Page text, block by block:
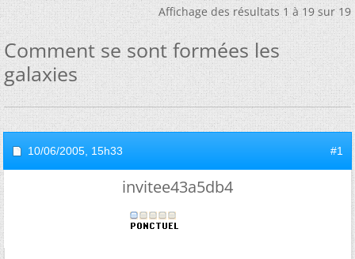
Affichage des résultats 1 à 19 sur 19
Comment se sont formées les
galaxies
10/06/2005, 15h33 #1
invitee43a5db4